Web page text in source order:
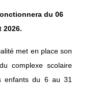
du 06
2026.
met en place son
complexe scolaire
enfants du 6 au 31